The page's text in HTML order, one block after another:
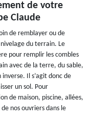
de votre
Claude
de remblayer ou de
nivelage du terrain. Le
pour remplir les combles
avec de la terre, du sable,
Il s’agit donc de
un sol. Pour
de maison, piscine, allées,
nos ouvriers dans le